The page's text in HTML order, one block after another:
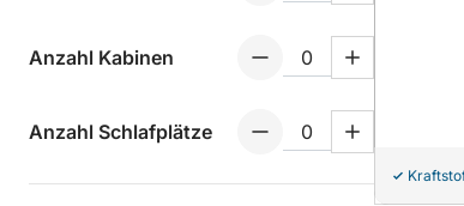
Anzahl Kabinen
Anzahl Schlafplätze